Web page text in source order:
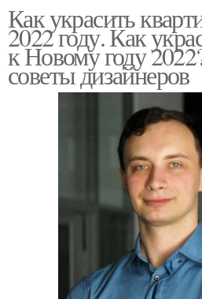
Как украсить
2022 году. Как
к Новому году
советы дизайнеров